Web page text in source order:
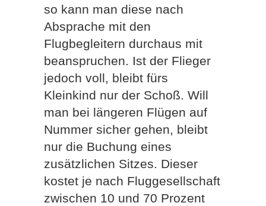
so kann man diese nach
Absprache mit den
Flugbegleitern durchaus mit
beanspruchen. Ist der Flieger
jedoch voll, bleibt fürs
Kleinkind nur der Schoß. Will
man bei längeren Flügen auf
Nummer sicher gehen, bleibt
nur die Buchung eines
zusätzlichen Sitzes. Dieser
kostet je nach Fluggesellschaft
zwischen 10 und 70 Prozent